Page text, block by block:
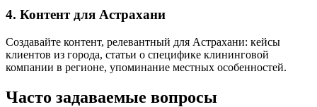
4. Контент для Астрахани
Создавайте контент, релевантный для Астрахани: кейсы
клиентов из города, статьи о специфике клининговой
компании в регионе, упоминание местных особенностей.
Часто задаваемые вопросы